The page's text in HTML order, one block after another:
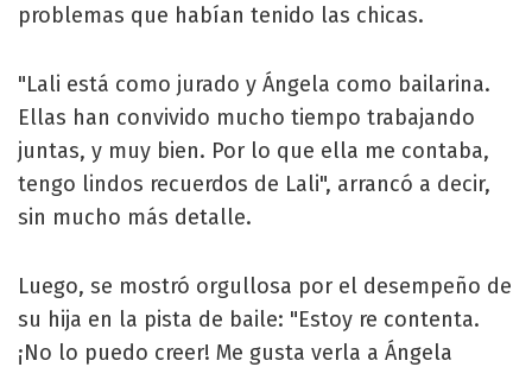
problemas que habían tenido las chicas.
"Lali está como jurado y Ángela como bailarina.
Ellas han convivido mucho tiempo trabajando
juntas, y muy bien. Por lo que ella me contaba,
tengo lindos recuerdos de Lali", arrancó a decir,
sin mucho más detalle.
Luego, se mostró orgullosa por el desempeño de
su hija en la pista de baile: "Estoy re contenta.
¡No lo puedo creer! Me gusta verla a Ángela